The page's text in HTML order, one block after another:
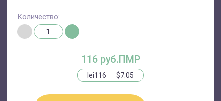
116 руб.ПМР
lei116 $7.05
Количество: